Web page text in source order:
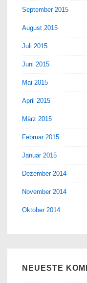
September 2015
August 2015
Juli 2015
Juni 2015
Mai 2015
April 2015
März 2015
Februar 2015
Januar 2015
Dezember 2014
November 2014
Oktober 2014
NEUESTE